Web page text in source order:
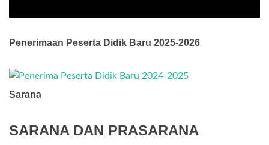
Penerimaan Peserta Didik Baru 2025-2026
Sarana
SARANA DAN PRASARANA